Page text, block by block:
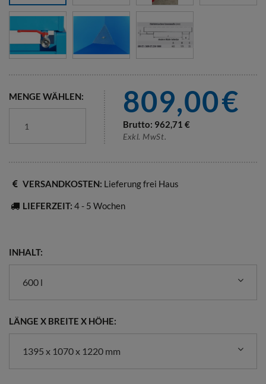
MENGE WÄHLEN: 809,00€
Brutto: 962,71 €
Exkl. MwSt.
VERSANDKOSTEN: Lieferung frei Haus
LIEFERZEIT: 4 - 5 Wochen
INHALT:
600 l
LÄNGE X BREITE X HÖHE:
1395 x 1070 x 1220 mm